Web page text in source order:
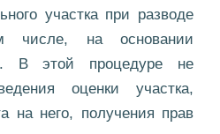
участка при разводе
числе, на основании
В этой процедуре не
оценки участка,
на него, получения прав